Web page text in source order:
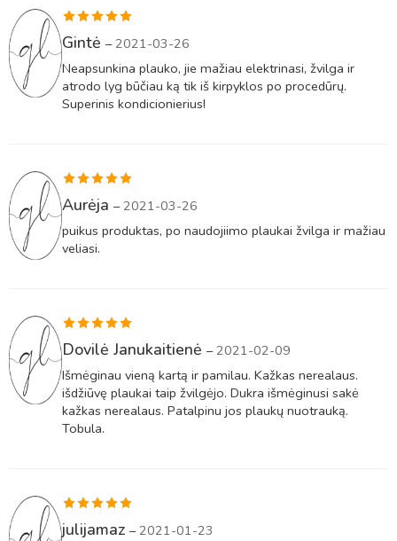
Įvertinimas:
Gintė – 2021-03-26
Neapsunkina plauko, jie mažiau elektrinasi, žvilga ir
atrodo lyg būčiau ką tik iš kirpyklos po procedūrų.
Superinis kondicionierius!
Įvertinimas:
Aurėja – 2021-03-26
puikus produktas, po naudojiimo plaukai žvilga ir mažiau
veliasi.
Įvertinimas:
Dovilė Janukaitienė – 2021-02-09
Išmėginau vieną kartą ir pamilau. Kažkas nerealaus.
išdžiūvę plaukai taip žvilgėjo. Dukra išmėginusi sakė
kažkas nerealaus. Patalpinu jos plaukų nuotrauką.
Tobula.
Įvertinimas:
julijamaz – 2021-01-23